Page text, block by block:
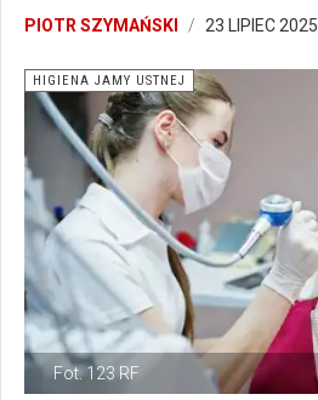
PIOTR SZYMAŃSKI 23 LIPIEC 2025
Fot. 123 RF
HIGIENA JAMY USTNEJ